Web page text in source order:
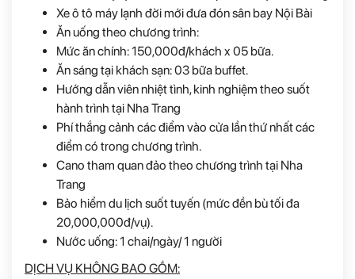
Xe ô tô máy lạnh đời mới đưa đón sân bay Nội Bài
Ăn uống theo chương trình:
Mức ăn chính:150,000đ/khách x 05 bữa.
Ăn sáng tại khách sạn:03 bữa buffet.
Hướng dẫn viên nhiệt tình, kinh nghiệm theo suốt
hành trình tại Nha Trang
Phí thắng cảnh các điểm vào cửa lần thứ nhất các
điểm có trong chương trình.
Cano tham quan đảo theo chương trình tại Nha
Trang
Bảo hiểm du lịch suốt tuyến (mức đền bù tối đa
20,000,000đ/vụ).
Nước uống: 1 chai/ngày/ 1 người
DỊCH VỤ KHÔNG BAO GỒM: